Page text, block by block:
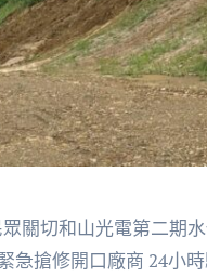
關切和山光電第二期
搶修開口廠商 24小